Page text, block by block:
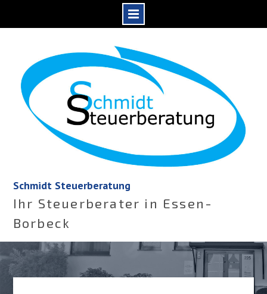
Schmidt Steuerberatung
Ihr Steuerberater in Essen-
Borbeck